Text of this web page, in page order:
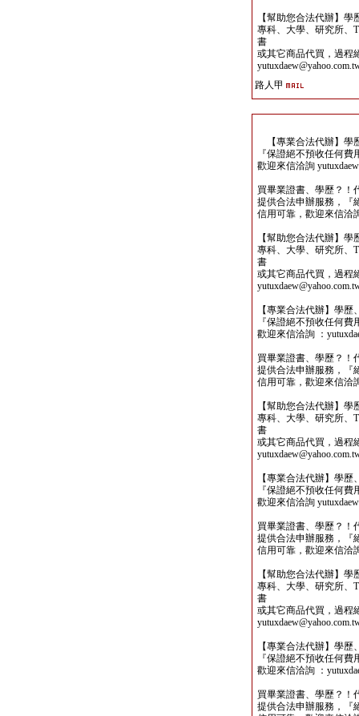
【幫助您合法代辦】
專科、大學、研究所、
書
或其它商品代買，過程
路人甲
【專業合法代辦】學
『保證絕不預收任何
歡迎來信洽詢
買畢業證書、學歷？！
提供合法申辦服務，『
信用可靠，歡迎來信洽
【幫助您合法代辦】
專科、大學、研究所、
書
或其它商品代買，過程
【專業合法代辦】學
『保證絕不預收任何
歡迎來信洽詢 ：
買畢業證書、學歷？！
提供合法申辦服務，『
信用可靠，歡迎來信洽
【幫助您合法代辦】
專科、大學、研究所、
書
或其它商品代買，過程
【專業合法代辦】學
『保證絕不預收任何
歡迎來信洽詢
買畢業證書、學歷？！
提供合法申辦服務，『
信用可靠，歡迎來信洽
【幫助您合法代辦】
專科、大學、研究所、
書
或其它商品代買，過程
【專業合法代辦】學
『保證絕不預收任何
歡迎來信洽詢 ：
買畢業證書、學歷？！
提供合法申辦服務，『